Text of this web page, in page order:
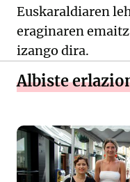
Euskaraldiaren
eraginaren
izango dira.
Albiste